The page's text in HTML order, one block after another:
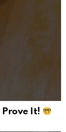
Prove It!